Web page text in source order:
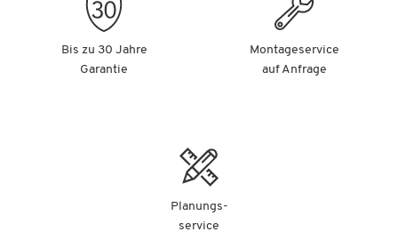
Bis zu 30 Jahre
Garantie
Montageservice
auf Anfrage
Planungs-
service